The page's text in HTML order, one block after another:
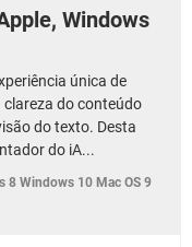
Windows
única de
do conteúdo
do texto. Desta
do iA...
8 Windows 10 Mac OS 9